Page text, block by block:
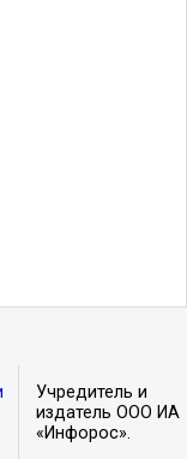
Учредитель и
издатель ООО ИА
«Инфорос».